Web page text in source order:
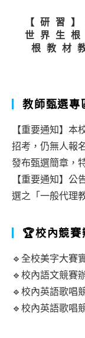
【研習
世界生
根教材
教師甄選專
【重要通知】
招考，仍無人報
發布甄選簡章，
【重要通知】
選之「一般代理
🏆校內競賽
🔹全校美字大賽
🔹校內語文競賽
🔹校內英語歌唱
🔹校內英語歌唱